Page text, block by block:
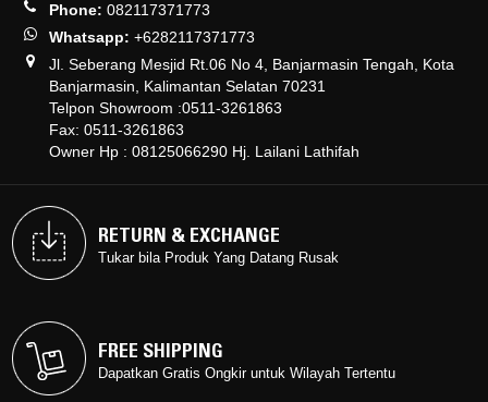
Phone: 082117371773
Whatsapp: +6282117371773
Jl. Seberang Mesjid Rt.06 No 4, Banjarmasin Tengah, Kota
Banjarmasin, Kalimantan Selatan 70231
Telpon Showroom :0511-3261863
Fax: 0511-3261863
Owner Hp : 08125066290 Hj. Lailani Lathifah
RETURN & EXCHANGE
Tukar bila Produk Yang Datang Rusak
RETURN & EXCHANGE
Tukar bila Produk Yang Datang Rusak
FREE SHIPPING
Dapatkan Gratis Ongkir untuk Wilayah Tertentu
Dapatkan Gratis Ongkir untuk Wilayah Tertentu